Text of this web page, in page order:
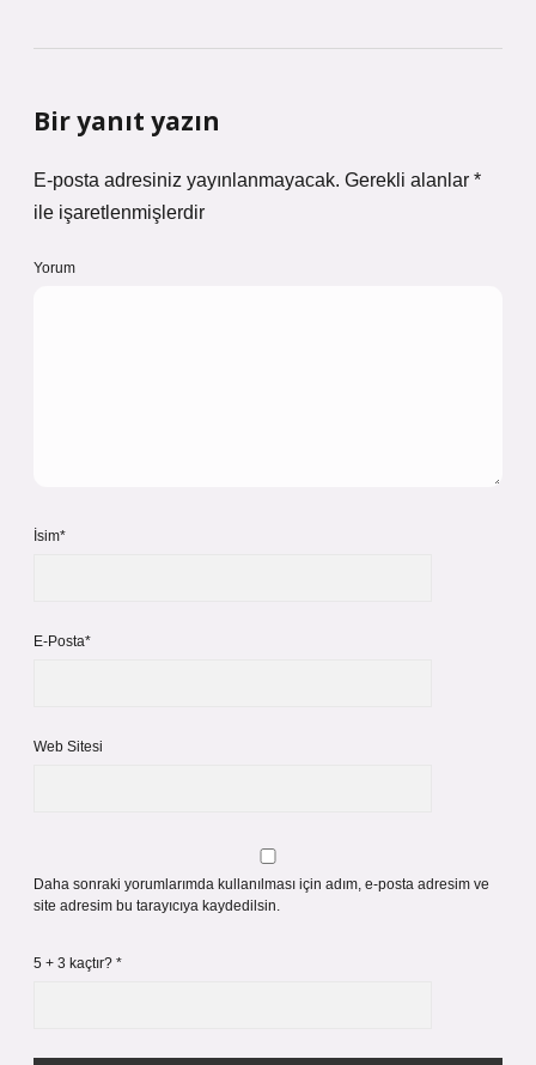
Bir yanıt yazın
E-posta adresiniz yayınlanmayacak. Gerekli alanlar *
ile işaretlenmişlerdir
Yorum
İsim*
E-Posta*
Web Sitesi
Daha sonraki yorumlarımda kullanılması için adım, e-posta adresim ve
site adresim bu tarayıcıya kaydedilsin.
5 + 3 kaçtır? *